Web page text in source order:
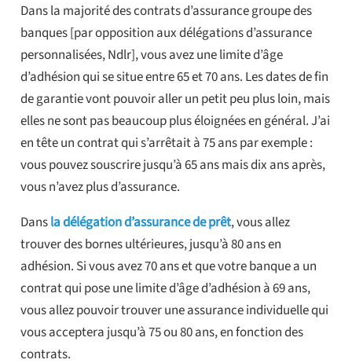
Dans la majorité des contrats d’assurance groupe des
banques [par opposition aux délégations d’assurance
personnalisées, Ndlr], vous avez une limite d’âge
d’adhésion qui se situe entre 65 et 70 ans. Les dates de fin
de garantie vont pouvoir aller un petit peu plus loin, mais
elles ne sont pas beaucoup plus éloignées en général. J’ai
en tête un contrat qui s’arrêtait à 75 ans par exemple :
vous pouvez souscrire jusqu’à 65 ans mais dix ans après,
vous n’avez plus d’assurance.
Dansla délégation d’assurance de prêt, vous allez
trouver des bornes ultérieures, jusqu’à 80 ans en
adhésion. Si vous avez 70 ans et que votre banque a un
contrat qui pose une limite d’âge d’adhésion à 69 ans,
vous allez pouvoir trouver une assurance individuelle qui
vous acceptera jusqu’à 75 ou 80 ans, en fonction des
contrats.